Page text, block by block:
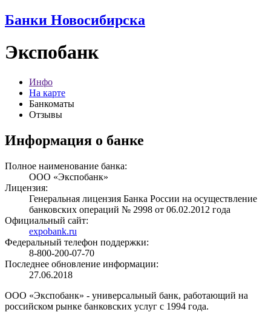
Банки Новосибирска
Экспобанк
Инфо
На карте
Банкоматы
Отзывы
Информация о банке
Полное наименование банка:
ООО «Экспобанк»
Лицензия:
Генеральная лицензия Банка России на осуществление
банковских операций № 2998 от 06.02.2012 года
Официальный сайт:
expobank.ru
Федеральный телефон поддержки:
8-800-200-07-70
Последнее обновление информации:
27.06.2018
ООО «Экспобанк» - универсальный банк, работающий на
российском рынке банковских услуг с 1994 года.